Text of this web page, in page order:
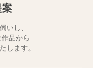
案
いし、
品から
します。